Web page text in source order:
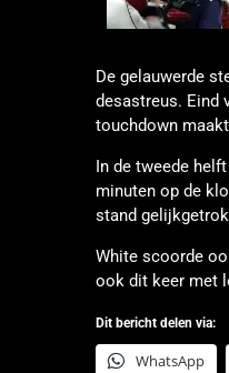
De gelauwerde
desastreus. Eind
touchdown
In de tweede
minuten op de
stand
White scoorde
ook dit keer met
Dit bericht delen via:
WhatsApp